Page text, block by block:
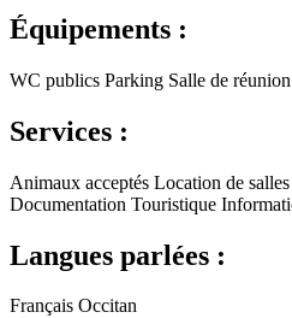
Équipements :
WC publics Parking Salle de réunion
Services :
Animaux acceptés Location de salles
Documentation Touristique
Langues parlées :
Français Occitan